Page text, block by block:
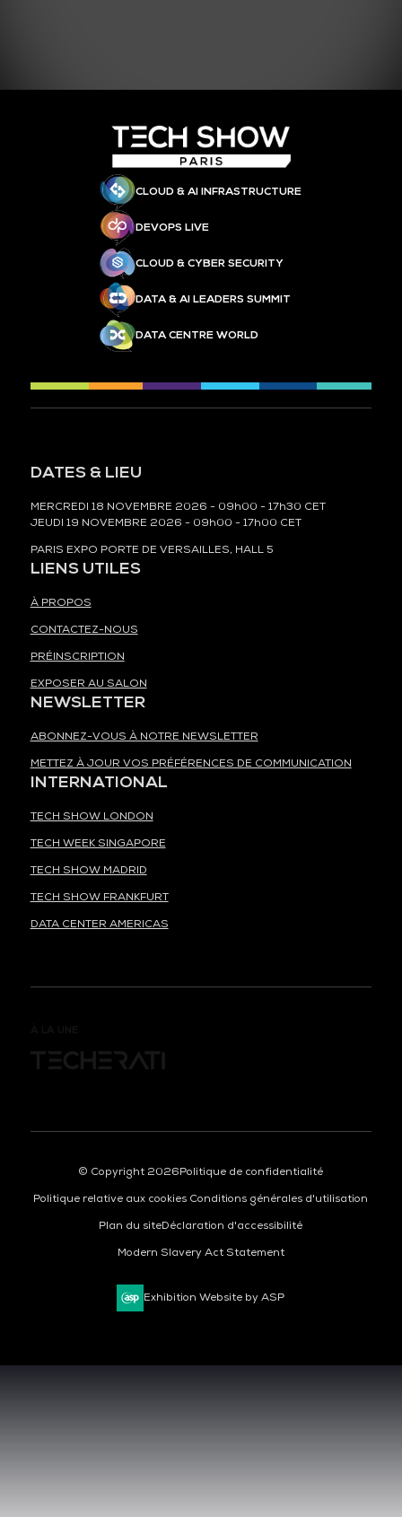
CLOUD & AI INFRASTRUCTURE
DEVOPS LIVE
CLOUD & CYBER SECURITY
DATA & AI LEADERS SUMMIT
DATA CENTRE WORLD
DATES & LIEU
MERCREDI 18 NOVEMBRE 2026 - 09h00 - 17h30 CET
JEUDI 19 NOVEMBRE 2026 - 09h00 - 17h00 CET
PARIS EXPO PORTE DE VERSAILLES, HALL 5
LIENS UTILES
À PROPOS
CONTACTEZ-NOUS
PRÉINSCRIPTION
EXPOSER AU SALON
NEWSLETTER
ABONNEZ-VOUS À NOTRE NEWSLETTER
METTEZ À JOUR VOS PRÉFÉRENCES DE COMMUNICATION
INTERNATIONAL
TECH SHOW LONDON
TECH WEEK SINGAPORE
TECH SHOW MADRID
TECH SHOW FRANKFURT
DATA CENTER AMERICAS
ORGANISÉ PAR
© Copyright 2026Politique de confidentialité
Politique relative aux cookies Conditions générales d'utilisation
Plan du siteDéclaration d'accessibilité
Modern Slavery Act Statement
Exhibition Website by ASP